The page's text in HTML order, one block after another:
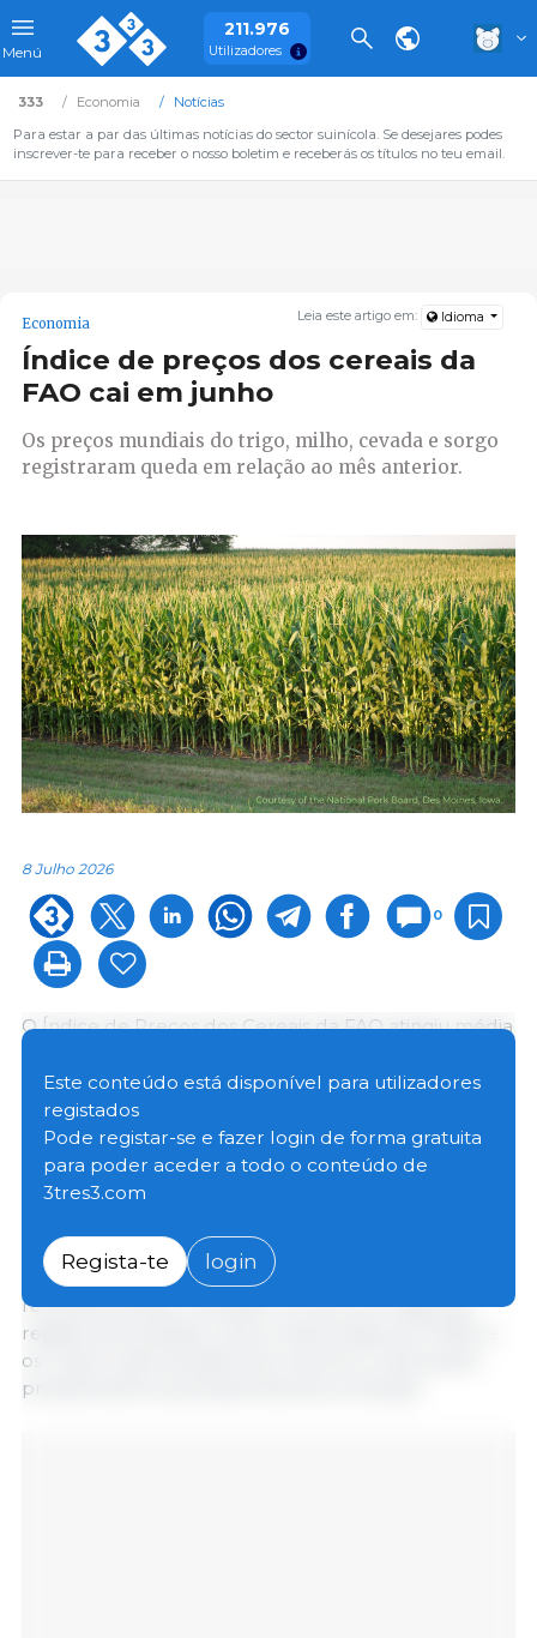
Menú
211.976
Utilizadores
333 Economia
Notícias
Para estar a par das últimas notícias do sector suinícola. Se desejares podes
inscrever-te para receber o nosso boletim e receberás os títulos no teu email.
Leia este artigo em: Idioma
Economia
Índice de preços dos cereais da
FAO cai em junho
Os preços mundiais do trigo, milho, cevada e sorgo
registraram queda em relação ao mês anterior.
8 Julho 2026
0
O Índice de Preços dos Cereais da FAO atingiu média
em relação a maio, mas ainda 2,9 pontos (2,7%)
acima do nível registrado em junho de 2025.
Os preços mundiais do trigo caíram 4,4%, uma vez
que o rápido avanço da colheita e as perspectivas de
preocupações com as perspectivas das safras nos
Estados Unidos e na Austrália. Embora as chuvas
recentes tenham reduzido os riscos em algumas
regiões da Austrália, a seca relacionada ao El Niño e
os custos mais elevados dos insumos continuaram
pressionando as perspectivas de produção.
Este conteúdo está disponível para utilizadores
registados
Pode registar-se e fazer login de forma gratuita
para poder aceder a todo o conteúdo de
3tres3.com
Regista-te login